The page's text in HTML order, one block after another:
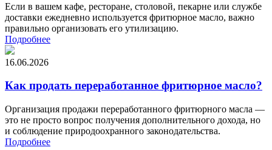
Если в вашем кафе, ресторане, столовой, пекарне или службе
доставки ежедневно используется фритюрное масло, важно
правильно организовать его утилизацию.
Подробнее
16.06.2026
Как продать переработанное фритюрное масло?
Организация продажи переработанного фритюрного масла —
это не просто вопрос получения дополнительного дохода, но
и соблюдение природоохранного законодательства.
Подробнее